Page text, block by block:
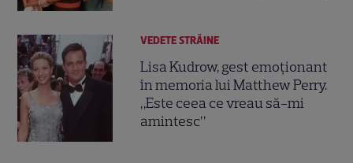
VEDETE STRĂINE
Lisa Kudrow, gest emoționant
în memoria lui Matthew Perry.
„Este ceea ce vreau să-mi
amintesc”